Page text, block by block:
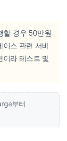
할 경우 50만원
이스 관련 서비
이라 테스트 및
부터